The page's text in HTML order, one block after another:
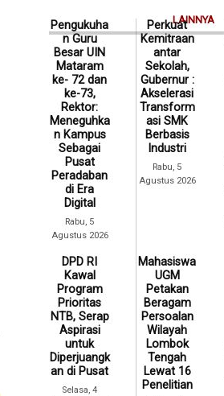
LAINNYA
Pengukuha
n Guru
Besar UIN
Mataram
ke- 72 dan
ke-73,
Rektor:
Meneguhka
n Kampus
Sebagai
Pusat
Peradaban
di Era
Digital
Rabu, 5
Agustus 2026
Perkuat
Kemitraan
antar
Sekolah,
Gubernur :
Akselerasi
Transform
asi SMK
Berbasis
Industri
Rabu, 5
Agustus 2026
DPD RI
Kawal
Program
Prioritas
NTB, Serap
Aspirasi
untuk
Diperjuangk
an di Pusat
Selasa, 4
Mahasiswa
UGM
Petakan
Beragam
Persoalan
Wilayah
Lombok
Tengah
Lewat 16
Penelitian